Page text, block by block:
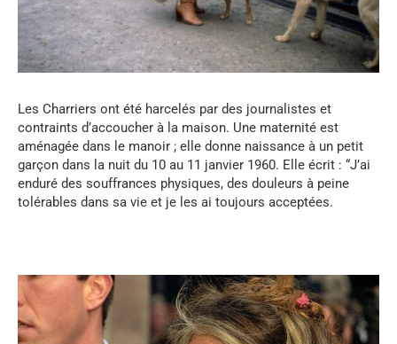
Les Charriers ont été harcelés par des journalistes et
contraints d’accoucher à la maison. Une maternité est
aménagée dans le manoir ; elle donne naissance à un petit
garçon dans la nuit du 10 au 11 janvier 1960. Elle écrit : “J’ai
enduré des souffrances physiques, des douleurs à peine
tolérables dans sa vie et je les ai toujours acceptées.